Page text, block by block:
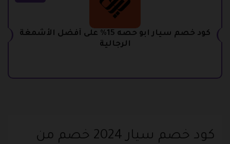
كود خصم سيار ابو حصه 15% على أفضل الأشمغة
الرجالية
كود خصم سيار 2024 خصم من